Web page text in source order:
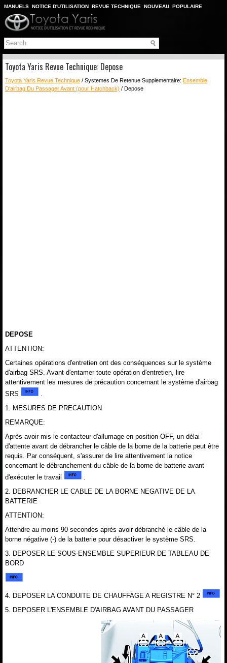
MANUELS NOTICE D'UTILISATION REVUE TECHNIQUE NOUVEAU POPULAIRE
PLAN DU SITE
CHERCHER
Toyota Yaris Revue Technique: Depose
Toyota Yaris Revue Technique / Systemes De Retenue Supplementaire: Ensemble
D'airbag Du Passager Avant (pour Hatchback) / Depose
DEPOSE
ATTENTION:
Certaines opérations d'entretien ont des conséquences sur le système
d'airbag SRS. Avant d'entamer toute opération d'entretien, lire
attentivement les mesures de précaution concernant le système d'airbag
SRS
1. MESURES DE PRECAUTION
REMARQUE:
Après avoir mis le contacteur d'allumage en position OFF, un délai
d'attente avant de débrancher le câble de la borne de la batterie peut être
requis. Par conséquent, s'assurer de lire attentivement la notice
concernant le débranchement du câble de la borne de batterie avant
d'exécuter le travail
2. DEBRANCHER LE CABLE DE LA BORNE NEGATIVE DE LA
BATTERIE
ATTENTION:
Attendre au moins 90 secondes après avoir débranché le câble de la
borne négative (-) de la batterie pour désactiver le système SRS.
3. DEPOSER LE SOUS-ENSEMBLE SUPERIEUR DE TABLEAU DE
BORD
4. DEPOSER LA CONDUITE DE CHAUFFAGE A REGISTRE N° 2
5. DEPOSER L'ENSEMBLE D'AIRBAG AVANT DU PASSAGER